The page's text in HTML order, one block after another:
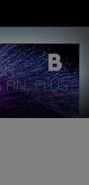
FIN, PLUS